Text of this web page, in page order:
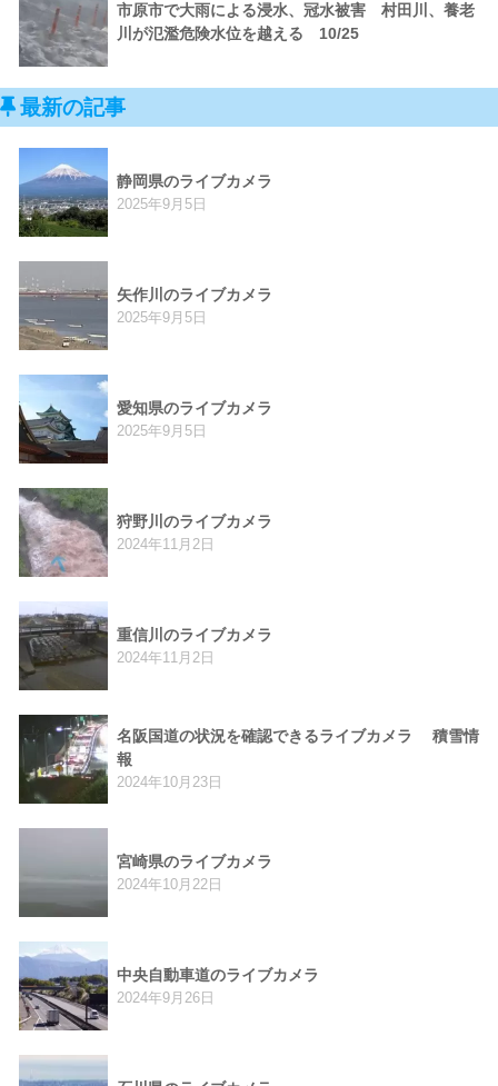
市原市で大雨による浸水、冠水被害 村田川、養老
川が氾濫危険水位を越える 10/25
最新の記事
静岡県のライブカメラ
2025年9月5日
矢作川のライブカメラ
2025年9月5日
愛知県のライブカメラ
2025年9月5日
狩野川のライブカメラ
2024年11月2日
重信川のライブカメラ
2024年11月2日
名阪国道の状況を確認できるライブカメラ 積雪情
報
2024年10月23日
宮崎県のライブカメラ
2024年10月22日
中央自動車道のライブカメラ
2024年9月26日